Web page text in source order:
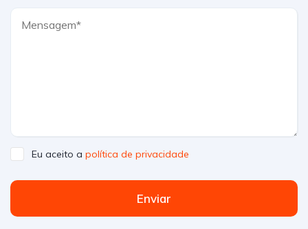
Eu aceito a política de privacidade
Enviar